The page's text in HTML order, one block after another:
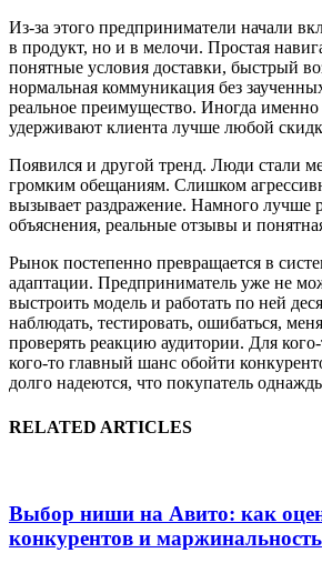
Из-за этого предприниматели начали
в продукт, но и в мелочи. Простая
понятные условия доставки, быстрый
нормальная коммуникация без
реальное преимущество. Иногда именно
удерживают клиента лучше любой
Появился и другой тренд. Люди стали
громким обещаниям. Слишком
вызывает раздражение. Намного лучше
объяснения, реальные отзывы и
Рынок постепенно превращается в
адаптации. Предприниматель уже не
выстроить модель и работать по ней
наблюдать, тестировать, ошибаться,
проверять реакцию аудитории. Для кого-
кого-то главный шанс обойти
долго надеются, что покупатель
RELATED ARTICLES
Выбор ниши на Авито: как
конкурентов и маржинальность